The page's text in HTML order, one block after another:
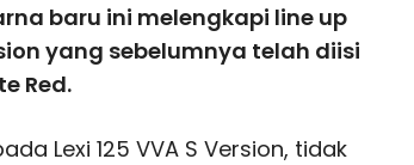
baru ini melengkapi line up
yang sebelumnya telah diisi
Red.
Lexi 125 VVA S Version, tidak